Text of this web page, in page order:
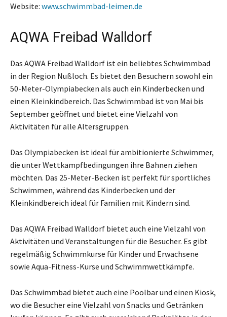
Website: www.schwimmbad-leimen.de
AQWA Freibad Walldorf
Das AQWA Freibad Walldorf ist ein beliebtes Schwimmbad
in der Region Nußloch. Es bietet den Besuchern sowohl ein
50-Meter-Olympiabecken als auch ein Kinderbecken und
einen Kleinkindbereich. Das Schwimmbad ist von Mai bis
September geöffnet und bietet eine Vielzahl von
Aktivitäten für alle Altersgruppen.
Das Olympiabecken ist ideal für ambitionierte Schwimmer,
die unter Wettkampfbedingungen ihre Bahnen ziehen
möchten. Das 25-Meter-Becken ist perfekt für sportliches
Schwimmen, während das Kinderbecken und der
Kleinkindbereich ideal für Familien mit Kindern sind.
Das AQWA Freibad Walldorf bietet auch eine Vielzahl von
Aktivitäten und Veranstaltungen für die Besucher. Es gibt
regelmäßig Schwimmkurse für Kinder und Erwachsene
sowie Aqua-Fitness-Kurse und Schwimmwettkämpfe.
Das Schwimmbad bietet auch eine Poolbar und einen Kiosk,
wo die Besucher eine Vielzahl von Snacks und Getränken